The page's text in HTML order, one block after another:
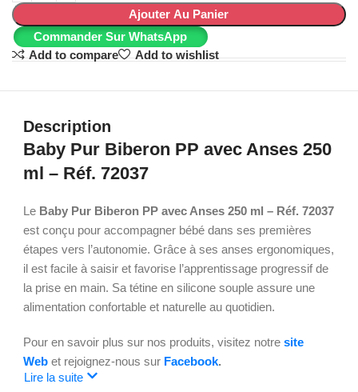
Ajouter Au Panier
Commander Sur WhatsApp
Add to compare
Add to wishlist
Description
Baby Pur Biberon PP avec Anses 250
ml – Réf. 72037
Le Baby Pur Biberon PP avec Anses 250 ml – Réf. 72037
est conçu pour accompagner bébé dans ses premières
étapes vers l’autonomie. Grâce à ses anses ergonomiques,
il est facile à saisir et favorise l’apprentissage progressif de
la prise en main. Sa tétine en silicone souple assure une
alimentation confortable et naturelle au quotidien.
Pour en savoir plus sur nos produits, visitez notresite
Web et rejoignez-nous sur Facebook.
Lire la suite